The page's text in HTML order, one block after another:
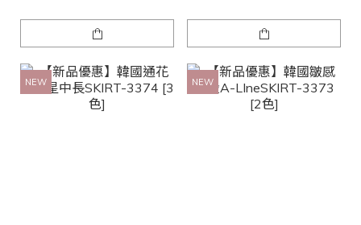
NEW NEW